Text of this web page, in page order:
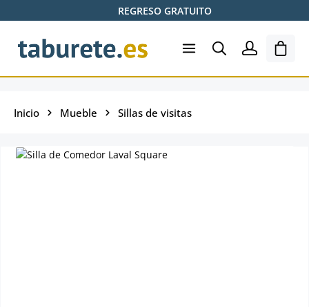
Saltar al contenido principalREGRESO GRATUITO
El
Inicio Mueble Sillas de visitas